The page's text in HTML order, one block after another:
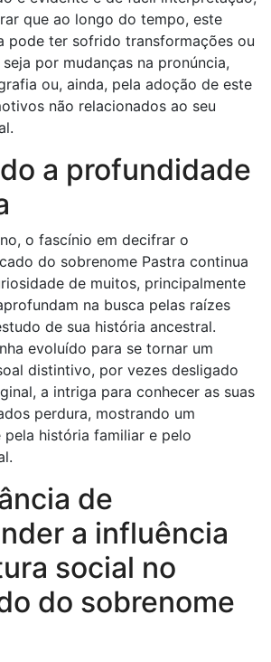
que ao longo do tempo, este
pode ter sofrido transformações ou
por mudanças na pronúncia,
ou, ainda, pela adoção de este
não relacionados ao seu
a profundidade
o fascínio em decifrar o
do sobrenome Pastra continua
de muitos, principalmente
na busca pelas raízes
de sua história ancestral.
evoluído para se tornar um
distintivo, por vezes desligado
a intriga para conhecer as suas
perdura, mostrando um
pela história familiar e pelo
de
a influência
social no
do sobrenome